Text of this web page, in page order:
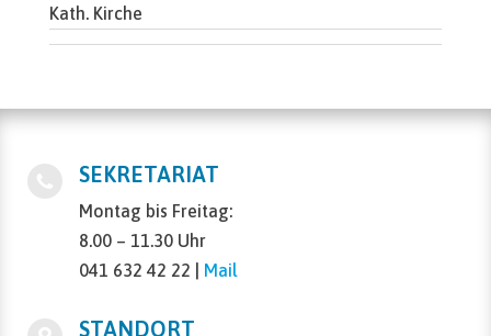
Kath. Kirche
SEKRETARIAT
Montag bis Freitag:
8.00 – 11.30 Uhr
041 632 42 22 | Mail
STANDORT